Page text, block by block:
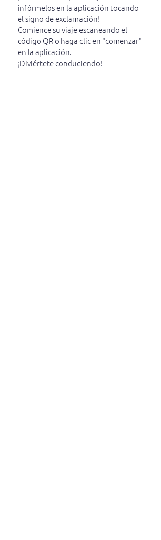
infórmelos en la aplicación tocando
el signo de exclamación!
Comience su viaje escaneando el
código QR o haga clic en "comenzar"
en la aplicación.
¡Diviértete conduciendo!